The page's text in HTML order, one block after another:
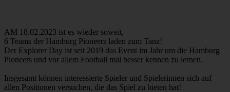
AM 18.02.2023 ist es wieder soweit,
6 Teams der Hamburg Pioneers laden zum Tanz!
Der Explorer Day ist seit 2019 das Event im Jahr um die Hamburg
Pioneers und vor allem Football mal besser kennen zu lernen.
Insgesamt können interessierte Spieler und Spielerinnen sich auf
allen Positionen versuchen, die das Spiel zu bieten hat!